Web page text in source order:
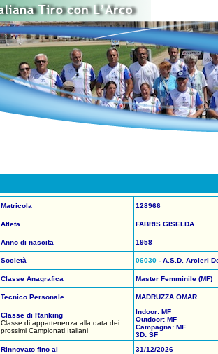
Matricola 128966
Atleta FABRIS GISELDA
Anno di nascita 1958
Società 06030- A.S.D. Arcieri
Classe Anagrafica Master Femminile (MF)
Tecnico Personale MADRUZZA OMAR
Classe di Ranking
Classe di appartenenza alla data dei
prossimi Campionati Italiani
Indoor: MF
Outdoor: MF
Campagna: MF
3D: SF
Rinnovato fino al
31/12/2026